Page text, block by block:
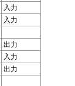
入力
入力
出力
入力
出力